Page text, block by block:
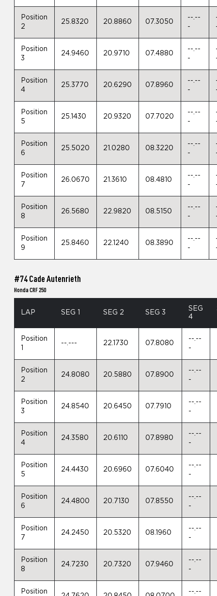
Position
2
25.8320 20.8860 07.3050
--.--
-
Position
3
24.9460 20.9710 07.4880
--.--
-
Position
4
25.3770 20.6290 07.8960
--.--
-
Position
5
25.1430 20.9320 07.7020
--.--
-
Position
6
25.5020 21.0280 08.3220
--.--
-
Position
7
26.0670 21.3610 08.4810
--.--
-
Position
8
26.5680 22.9820 08.5150
--.--
-
Position
9
25.8460 22.1240 08.3890
--.--
-
#74 Cade Autenrieth
Honda CRF 250
LAP SEG 1 SEG 2 SEG 3
SEG
4
Position
1
--.--- 22.1730 07.8080
--.--
-
Position
2
24.8080 20.5880 07.8900
--.--
-
Position
3
24.8540 20.6450 07.7910
--.--
-
Position
4
24.3580 20.6110 07.8980
--.--
-
Position
5
24.4430 20.6960 07.6040
--.--
-
Position
6
24.4800 20.7130 07.8550
--.--
-
Position
7
24.2450 20.5320 08.1960
--.--
-
Position
8
24.7230 20.7320 07.9460
--.--
-
Position --.--